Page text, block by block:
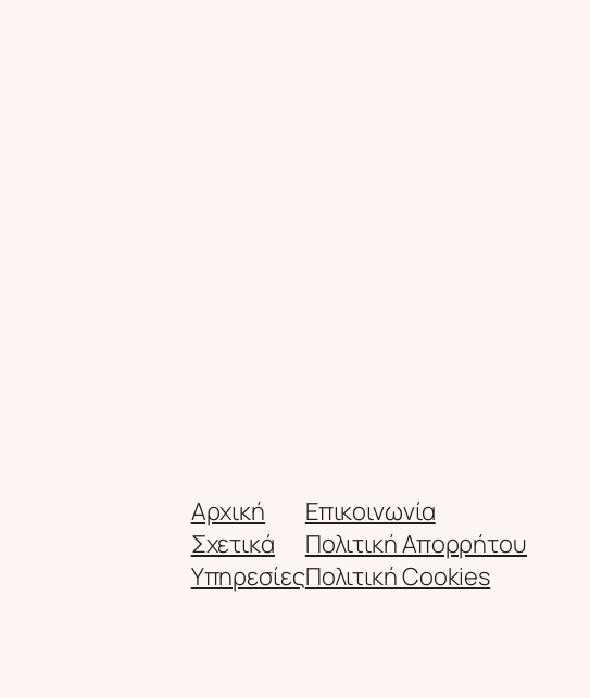
Αρχική
Σχετικά
Υπηρεσίες
Επικοινωνία
Πολιτική Απορρήτου
Πολιτική Cookies